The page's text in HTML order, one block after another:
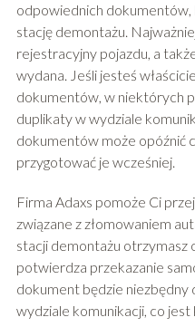
odpowiednich
stację demontażu.
rejestracyjny pojazdu, a
wydana. Jeśli jesteś
dokumentów, w niektórych
duplikaty w wydziale
dokumentów może opóźnić
przygotować je wcześniej.
Firma Adaxs pomoże Ci
związane z złomowaniem
stacji demontażu
potwierdza przekazanie
dokument będzie
wydziale komunikacji, co